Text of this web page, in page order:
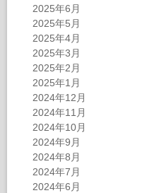
2025年6月
2025年5月
2025年4月
2025年3月
2025年2月
2025年1月
2024年12月
2024年11月
2024年10月
2024年9月
2024年8月
2024年7月
2024年6月